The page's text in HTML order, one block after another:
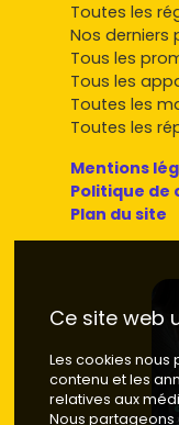
Toutes les
Nos derniers
Tous les
Tous les
Toutes les
Toutes les
Mentions
Politique de
Plan du site
Ce site web
Les cookies
contenu et les
relatives aux
Nous